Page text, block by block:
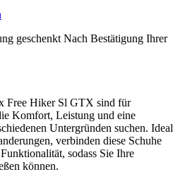
geschenkt Nach Bestätigung Ihrer
Free Hiker Sl GTX sind für
Komfort, Leistung und eine
Untergründen suchen. Ideal
verbinden diese Schuhe
sodass Sie Ihre
können.